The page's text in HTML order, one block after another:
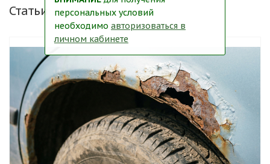
Статьи
персональных условий
необходимо авторизоваться в
личном кабинете